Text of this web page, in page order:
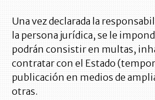
Una vez declarada la
la persona jurídica, se le
podrán consistir en multas,
contratar con el Estado
publicación en medios de
otras.